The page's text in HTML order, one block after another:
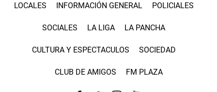
LOCALES INFORMACIÓN GENERAL POLICIALES
SOCIALES LA LIGA LA PANCHA
CULTURA Y ESPECTACULOS SOCIEDAD
CLUB DE AMIGOS FM PLAZA